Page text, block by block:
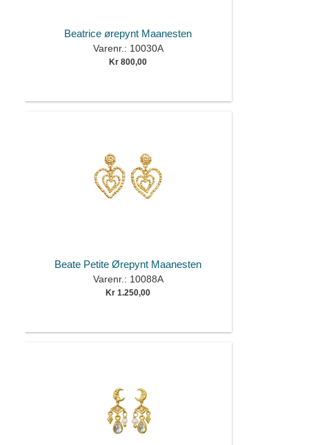
Beatrice ørepynt Maanesten
Varenr.: 10030A
Kr 800,00
Beate Petite Ørepynt Maanesten
Varenr.: 10088A
Kr 1.250,00